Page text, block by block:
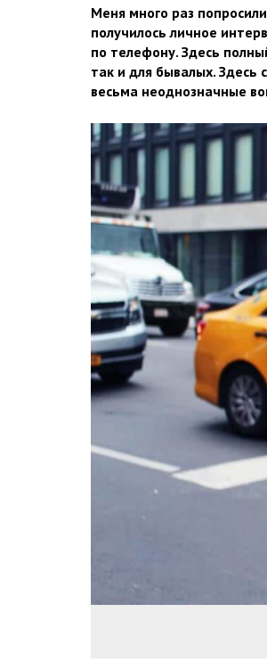
Меня много раз
получилось личное
по телефону. Здесь
так и для бывалых.
весьма неоднозначные